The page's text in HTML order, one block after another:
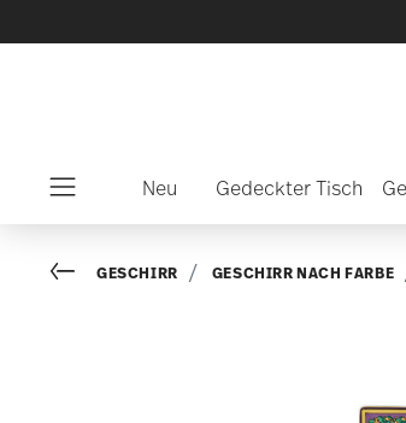
Neu Gedeckter Tisch
Go backGESCHIRR GESCHIRR NACH FARBE